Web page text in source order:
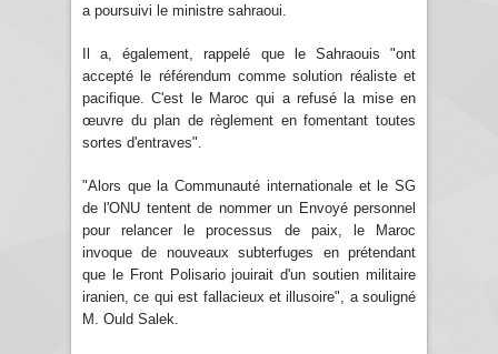
a poursuivi le ministre sahraoui.
Il a, également, rappelé que le Sahraouis "ont
accepté le référendum comme solution réaliste et
pacifique. C'est le Maroc qui a refusé la mise en
œuvre du plan de règlement en fomentant toutes
sortes d'entraves".
"Alors que la Communauté internationale et le SG
de l'ONU tentent de nommer un Envoyé personnel
pour relancer le processus de paix, le Maroc
invoque de nouveaux subterfuges en prétendant
que le Front Polisario jouirait d'un soutien militaire
iranien, ce qui est fallacieux et illusoire", a souligné
M. Ould Salek.